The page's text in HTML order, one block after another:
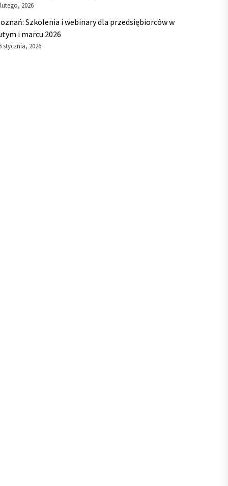
2026
Szkolenia i webinary dla przedsiębiorców w
i marcu 2026
stycznia, 2026